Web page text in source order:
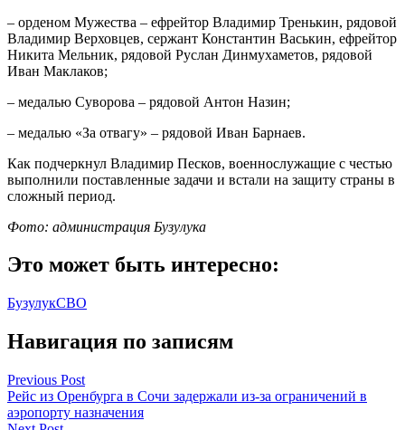
– орденом Мужества – ефрейтор Владимир Тренькин, рядовой
Владимир Верховцев, сержант Константин Васькин, ефрейтор
Никита Мельник, рядовой Руслан Динмухаметов, рядовой
Иван Маклаков;
– медалью Суворова – рядовой Антон Назин;
– медалью «За отвагу» – рядовой Иван Барнаев.
Как подчеркнул Владимир Песков, военнослужащие с честью
выполнили поставленные задачи и встали на защиту страны в
сложный период.
Фото: администрация Бузулука
Это может быть интересно:
БузулукСВО
Навигация по записям
Previous Post
Рейс из Оренбурга в Сочи задержали из-за ограничений в
аэропорту назначения